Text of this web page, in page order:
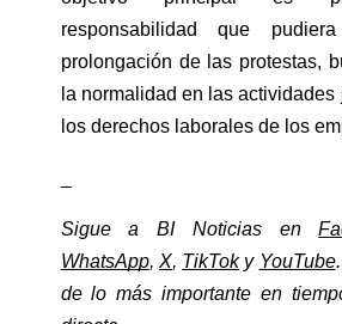
responsabilidad que
prolongación de las protestas,
la normalidad en las
los derechos laborales de los
Sigue a BI Noticias en
WhatsApp, X, TikTok y YouTube
de lo más importante en